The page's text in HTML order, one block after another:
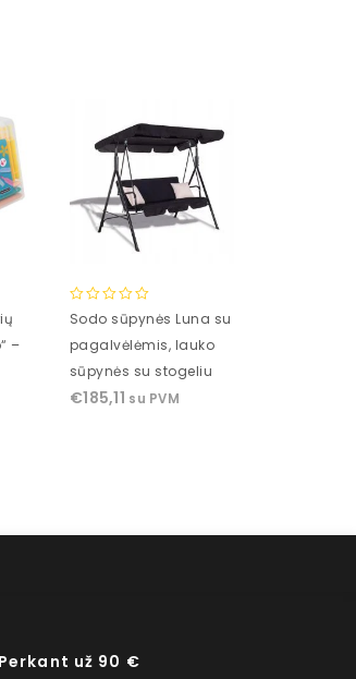
–
0
of
5
Sodo sūpynės Luna su
pagalvėlėmis, lauko
sūpynės su stogeliu
€185,11 su PVM
Perkant už 90 €